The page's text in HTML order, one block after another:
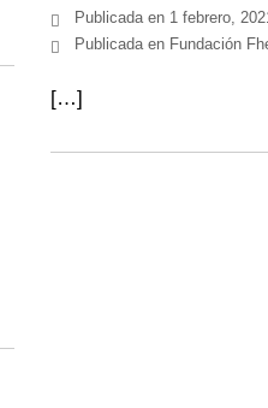
Publicada en 1 febrero,
Publicada en Fundación
[…]